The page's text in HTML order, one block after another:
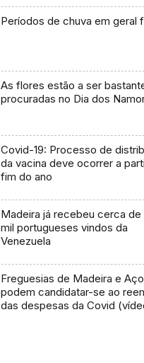
Períodos de chuva em geral
As flores estão a ser
procuradas no Dia dos
Covid-19: Processo de
da vacina deve ocorrer a
fim do ano
Madeira já recebeu cerca de
mil portugueses vindos da
Venezuela
Freguesias de Madeira e
podem candidatar-se ao
das despesas da Covid